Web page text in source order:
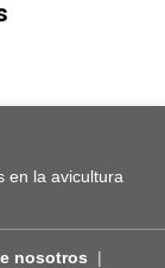
en la avicultura
nosotros